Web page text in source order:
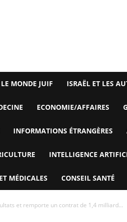
MONDE JUIF ISRAËL ET LES
ECONOMIE/AFFAIRES
INFORMATIONS ÉTRANGÈRES
INTELLIGENCE
MÉDICALES CONSEIL SANTÉ
et remporte un contrat de 1,4 milliard...